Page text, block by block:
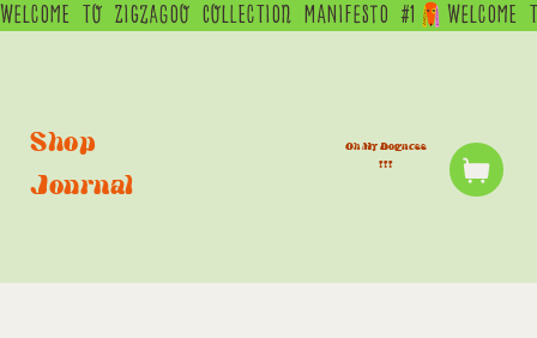
WELCOME  TO  ZIGZAGOO  COLLECTION  MANIFESTO  #1
Shop
Journal
Oh My Dogness
!!!